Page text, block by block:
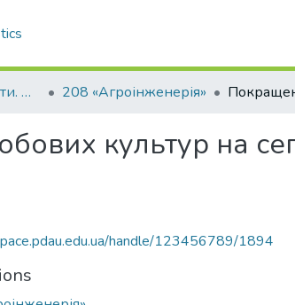
Кваліфікаційні роботи. Факультет інженерно-технологічний 208 «Агроінженерія»
культур на
handle/123456789/1894